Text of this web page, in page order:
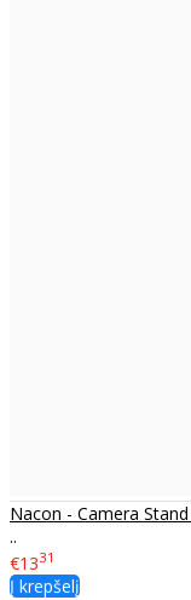
Nacon - Camera
..
€1331
Į krepšelį